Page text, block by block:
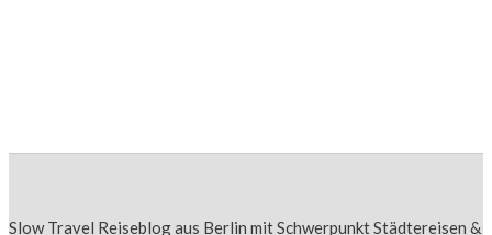
Slow Travel Reiseblog aus Berlin mit Schwerpunkt Städtereisen &